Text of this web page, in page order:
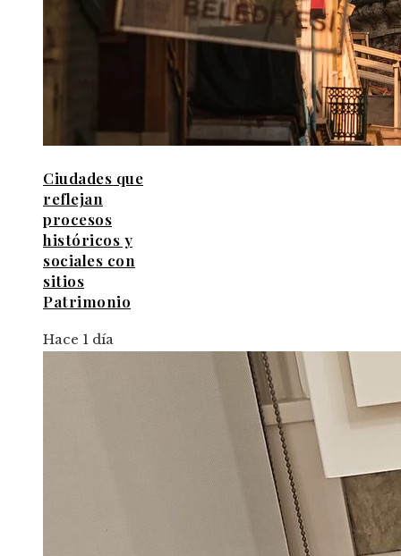
Ciudades que
reflejan
procesos
históricos y
sociales con
sitios
Patrimonio
Hace 1 día